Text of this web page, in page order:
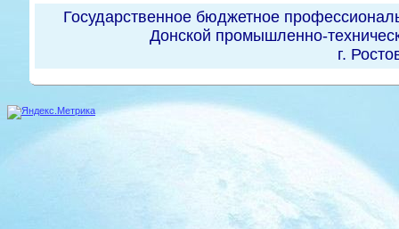
Государственное бюджетное
Донской промышленно-
г.